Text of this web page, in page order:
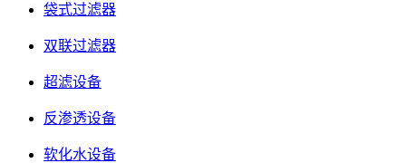
袋式过滤器
双联过滤器
超滤设备
反渗透设备
软化水设备